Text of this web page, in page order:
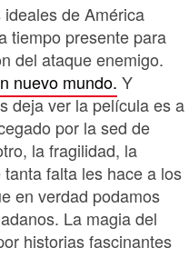
de América
tiempo presente para
del ataque enemigo.
nuevo mundo. Y
deja ver la película es a
por la sed de
la fragilidad, la
falta les hace a los
en verdad podamos
La magia del
historias fascinantes